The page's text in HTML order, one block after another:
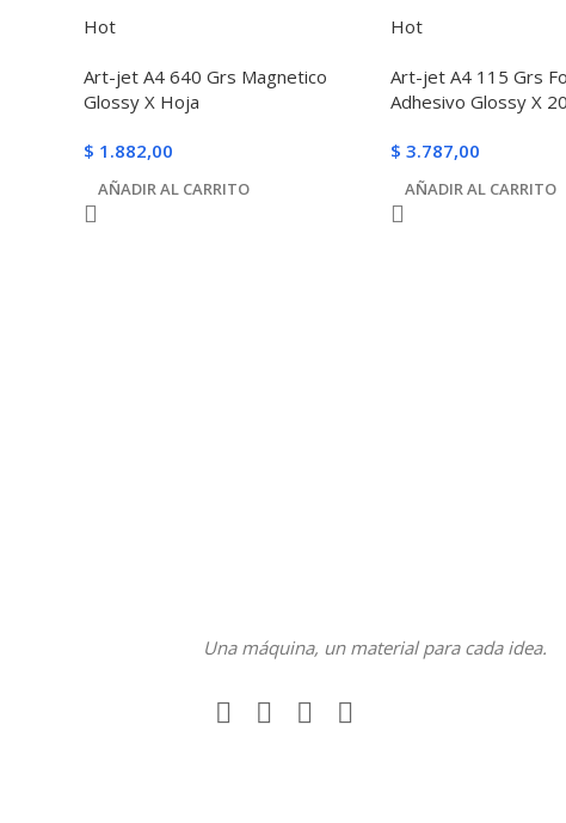
Hot
Art-jet A4 640 Grs Magnetico
Glossy X Hoja
$ 1.882,00
AÑADIR AL CARRITO
Hot
Art-jet A4 115 Grs
Adhesivo Glossy X
$ 3.787,00
AÑADIR AL CARRITO
Una máquina, un material para cada idea.